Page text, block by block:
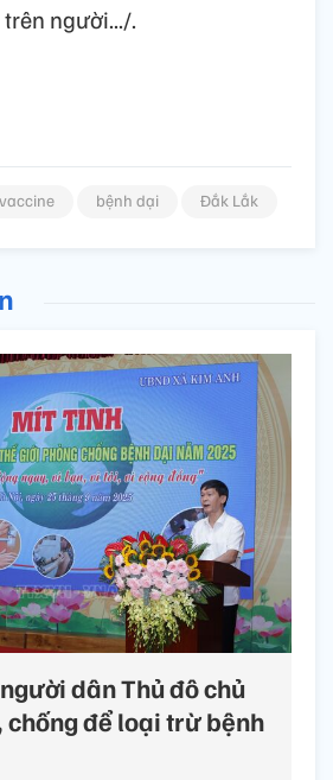
người.../.
bệnh dại Đắk Lắk
dân Thủ đô chủ
chống để loại trừ bệnh